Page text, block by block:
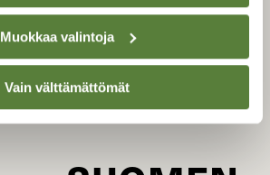
Muokkaa valintoja
Vain välttämättömät
Tilaa Suomen Luonto
Äänestä parasta juttua
Tilaa uutiskirje